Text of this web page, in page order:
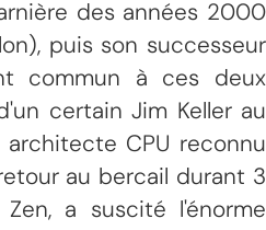
des années 2000
puis son successeur
commun à ces deux
certain Jim Keller au
CPU reconnu
au bercail durant 3
a suscité l'énorme